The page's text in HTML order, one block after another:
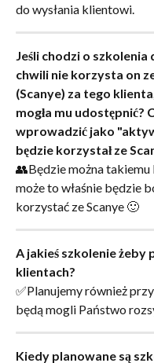
do wysłania klientowi.
Jeśli chodzi o
chwili nie korzysta on
(Scanye) za tego
mogła mu udostępnić?
wprowadzić jako
będzie korzystał ze
👥Będzie można
może to właśnie będzie
korzystać ze Scanye 🙂
A jakieś szkolenie żeby
klientach?
✅Planujemy również
będą mogli Państwo
Kiedy planowane są